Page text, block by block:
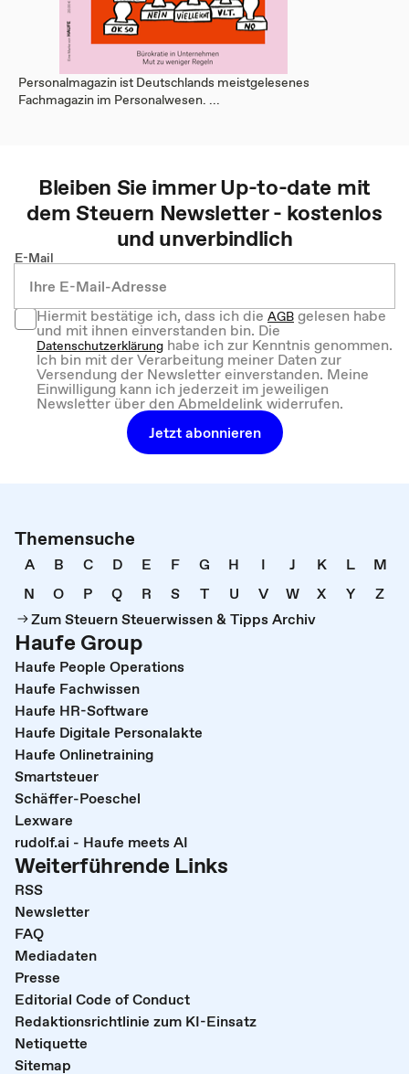
Personalmagazin ist Deutschlands meistgelesenes
Fachmagazin im Personalwesen. ...
Bleiben Sie immer Up-to-date mit
demSteuern Newsletter - kostenlos
und unverbindlich
E-Mail
Hiermit bestätige ich, dass ich dieAGBgelesen habe
und mit ihnen einverstanden bin. Die
Datenschutzerklärung habe ich zur Kenntnis genommen.
Ich bin mit der Verarbeitung meiner Daten zur
Versendung der Newsletter einverstanden. Meine
Einwilligung kann ich jederzeit im jeweiligen
Newsletter über den Abmeldelink widerrufen.
Jetzt abonnieren
Themensuche
A B C D E F G H I J K L
M
N
O P Q R S T U V W X Y
Z
Zum Steuern Steuerwissen & Tipps Archiv
Haufe Group
Haufe People Operations
Haufe Fachwissen
Haufe HR-Software
Haufe Digitale Personalakte
Haufe Onlinetraining
Smartsteuer
Schäffer-Poeschel
Lexware
rudolf.ai - Haufe meets AI
Weiterführende Links
RSS
Newsletter
FAQ
Mediadaten
Presse
Editorial Code of Conduct
Redaktionsrichtlinie zum KI-Einsatz
Netiquette
Sitemap